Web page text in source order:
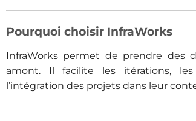
Pourquoi choisir InfraWorks
InfraWorks permet de prendre des
amont. Il facilite les itérations,
l’intégration des projets dans leur